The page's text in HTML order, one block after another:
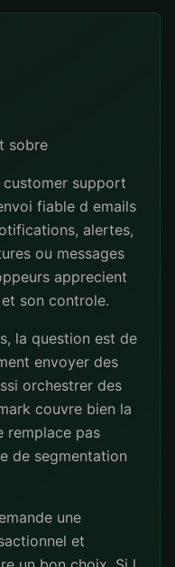
sobre
support
fiable d emails
alertes,
ou messages
apprecient
son controle.
la question est de
envoyer des
orchestrer des
couvre bien la
remplace pas
de segmentation
une
et